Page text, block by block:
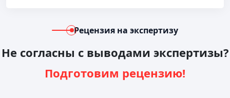
Рецензия на экспертизу
Не согласны с выводами экспертизы?
Подготовим рецензию!